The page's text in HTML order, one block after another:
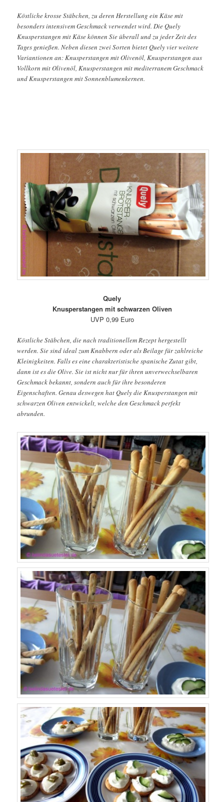
Köstliche krosse Stäbchen, zu deren Herstellung ein Käse mit
besonders intensivem Geschmack verwendet wird. Die Quely
Knusperstangen mit Käse können Sie überall und zu jeder Zeit des
Tages genießen. Neben diesen zwei Sorten bietet Quely vier weitere
Variantionen an: Knusperstangen mit Olivenöl, Knusperstangen aus
Vollkorn mit Olivenöl, Knusperstangen mit mediterranem Geschmack
und Knusperstangen mit Sonnenblumenkernen.
Quely
Knusperstangen mit schwarzen Oliven
UVP 0,99 Euro
Köstliche Stäbchen, die nach traditionellem Rezept hergestellt
werden. Sie sind ideal zum Knabbern oder als Beilage für zahlreiche
Kleinigkeiten. Falls es eine charakteristische spanische Zutat gibt,
dann ist es die Olive. Sie ist nicht nur für ihren unverwechselbaren
Geschmack bekannt, sondern auch für ihre besonderen
Eigenschaften. Genau deswegen hat Quely die Knusperstangen mit
schwarzen Oliven entwickelt, welche den Geschmack perfekt
abrunden.